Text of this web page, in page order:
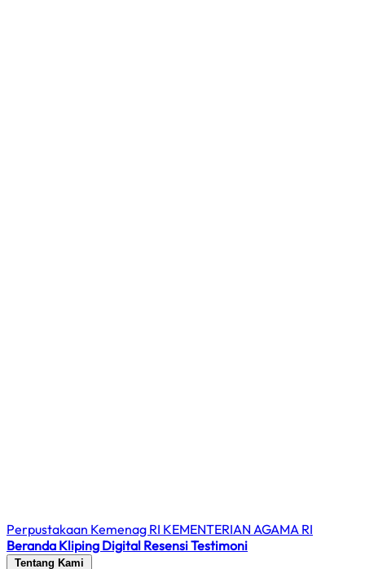
Perpustakaan Kemenag RI KEMENTERIAN AGAMA RI
Beranda Kliping Digital ResensiTestimoni
Tentang Kami